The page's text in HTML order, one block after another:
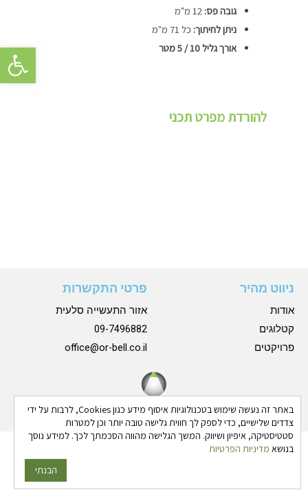
פתח
באתר זה נעשה שימוש בטכנולוגיות איסוף מידע כגון Cookies, לרבות על ידי
צדדים שלישיים, כדי לספק לך חווית גלישה טובה יותר וכן למטרות
סטטיסטיקה, איפיון ושיווק. המשך הגלישה מהווה הסכמתך לכך. למידע נוסך
בנושא מדיניות הפרטיות
הבנתי
גובה פס: 12 מ"מ
ניתן לחיתוך: כל 71 מ"מ
אורך גליל 10 / 5 מטר
להורדת מפרט תכני
ניווט מהיר
אודות
קטלוגים
פרויקטים
פרטי התקשרות
אזור התעשייה סלעית
09-7496882
office@or-bell.co.il
כל הזכויות שמורות © 2024 אורבל |